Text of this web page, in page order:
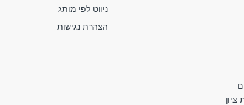
ניווט לפי מותג
הצהרת נגישות